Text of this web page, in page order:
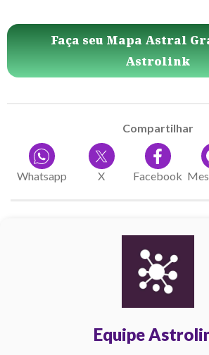
Faça seu Mapa Astral
Astrolink
Compartilhar
Whatsapp X Facebook
Equipe